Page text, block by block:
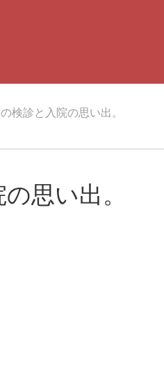
検診と入院の思い出。
思い出。